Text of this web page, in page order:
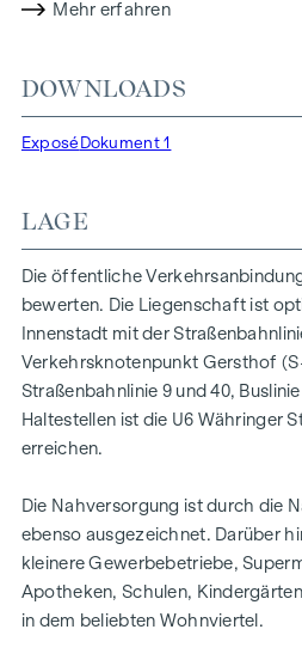
Generalsanierung unterzogen.
Die Wohnung befindet sich im 4.
Wohnnutzfläche von knapp 107
großen Balkons.
Das Objekt besticht neben der
einen sehr guten Grundriss!
Die vermietete Wohnung wird
Zimmerwohnung genutzt, es
großen Aufwand ein weiteres
Die Raumhöhe beträgt ca. 2,70 m.
Mehr erfahren
DOWNLOADS
Exposé Dokument 1
LAGE
Die öffentliche
bewerten. Die Liegenschaft ist
Innenstadt mit der
Verkehrsknotenpunkt Gersthof
Straßenbahnlinie 9 und 40,
Haltestellen ist die U6 Währinger
erreichen.
Die Nahversorgung ist durch die
ebenso ausgezeichnet. Darüber
kleinere Gewerbebetriebe,
Apotheken, Schulen,
in dem beliebten Wohnviertel.